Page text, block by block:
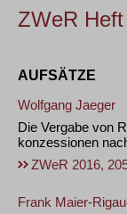
ZWeR
AUFSÄTZE
Wolfgang Jaeger
Die Vergabe von
konzessionen
ZWeR 2016,
Frank Maier-